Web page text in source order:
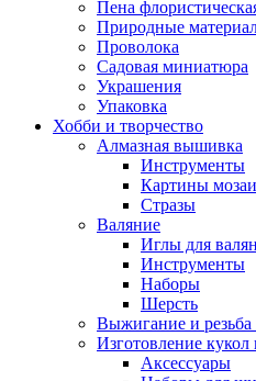
Пена
Природные
Проволока
Садовая миниатюра
Украшения
Упаковка
Хобби и творчество
Алмазная вышивка
Инструменты
Картины
Стразы
Валяние
Иглы для
Инструменты
Наборы
Шерсть
Выжигание и резьба
Изготовление
Аксессуары